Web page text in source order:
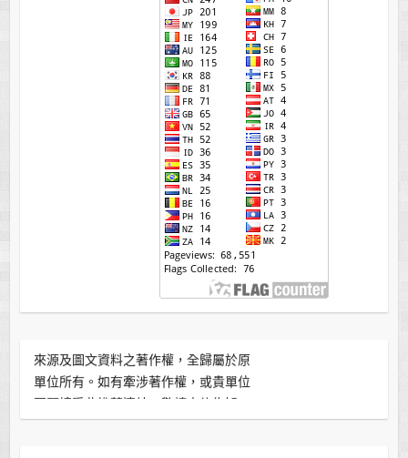
來源及圖文資料之著作權，全歸屬於原
單位所有。如有牽涉著作權，或貴單位
不願接受此推薦連結，敬請來信告知。
版主將立即刪除。感謝分享！